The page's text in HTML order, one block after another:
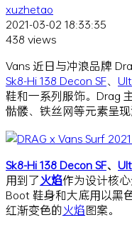
xuzhetao
2021-03-02 18:33:35
438 views
Vans 近日与冲浪品牌
Sk8-Hi 138 Decon SF、
鞋和一系列服饰。Drag
骷髅、铁丝网等元素呈现
Sk8-Hi 138 Decon SF、
用到了火焰作为设计核心
Boot 鞋身和大底用以黑
红渐变色的火焰图案。